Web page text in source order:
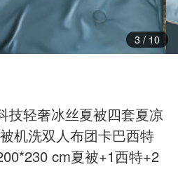
3/ 10
技轻奢冰丝夏被四套夏凉
机洗双人布团卡巴西特
cm夏被+1西特+2